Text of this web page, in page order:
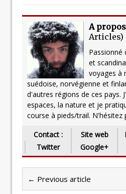
A
Articles)
Passionné
et
voyages à
suédoise, norvégienne et
d'autres régions de ces pays.
espaces, la nature et je
course à pieds/trail. N'hésitez
Contact :
Site web
Twitter
Google+
← Previous article